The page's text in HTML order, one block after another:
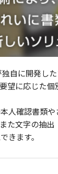
自に開発し
望に応じた
人確認書類
た文字の抽
きます。